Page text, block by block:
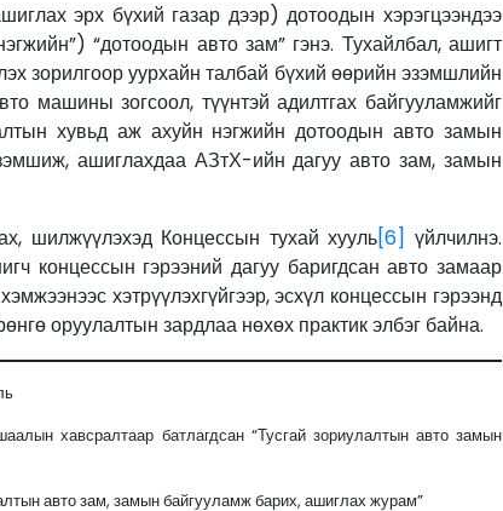
эрх бүхий газар дээр) дотоодын хэрэгцээндээ
“дотоодын авто зам” гэнэ. Тухайлбал, ашигт
зорилгоор уурхайн талбай бүхий өөрийн эзэмшлийн
машины зогсоол, түүнтэй адилтгах байгууламжийг
хувьд аж ахуйн нэгжийн дотоодын авто замын
ашиглахдаа АЗтХ-ийн дагуу авто зам, замын
шилжүүлэхэд Концессын тухай хууль[6] үйлчилнэ.
концессын гэрээний дагуу баригдсан авто замаар
хэтрүүлэхгүйгээр, эсхүл концессын гэрээнд
оруулалтын зардлаа нөхөх практик элбэг байна.
хавсралтаар батлагдсан “Тусгай зориулалтын авто замын
авто зам, замын байгууламж барих, ашиглах журам”